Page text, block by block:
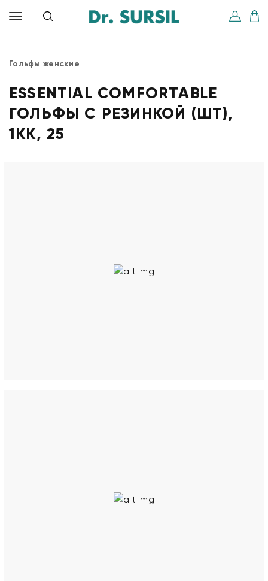
Гольфы женские
ESSENTIAL COMFORTABLE
ГОЛЬФЫ С РЕЗИНКОЙ (ШТ),
1КК, 25